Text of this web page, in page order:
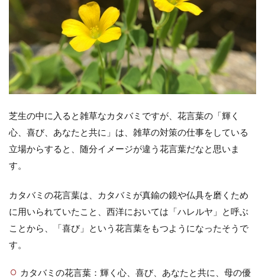
芝生の中に入ると雑草なカタバミですが、花言葉の「輝く
心、喜び、あなたと共に」は、雑草の対策の仕事をしている
立場からすると、随分イメージが違う花言葉だなと思いま
す。
カタバミの花言葉は、カタバミが真鍮の鏡や仏具を磨くため
に用いられていたこと、西洋においては「ハレルヤ」と呼ぶ
ことから、「喜び」という花言葉をもつようになったそうで
す。
カタバミの花言葉：輝く心、喜び、あなたと共に、母の優